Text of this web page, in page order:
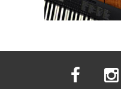
facebook